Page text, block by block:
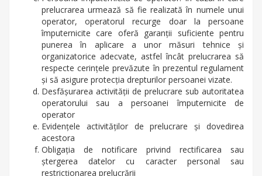
prelucrarea urmează să fie realizată în numele unui
operator, operatorul recurge doar la persoane
împuternicite care oferă garanţii suficiente pentru
punerea în aplicare a unor măsuri tehnice şi
organizatorice adecvate, astfel încât prelucrarea să
respecte cerinţele prevăzute în prezentul regulament
şi să asigure protecţia drepturilor persoanei vizate.
Desfăşurarea activităţii de prelucrare sub autoritatea
operatorului sau a persoanei împuternicite de
operator
Evidenţele activităţilor de prelucrare şi dovedirea
acestora
Obligaţia de notificare privind rectificarea sau
ştergerea datelor cu caracter personal sau
restricţionarea prelucrării